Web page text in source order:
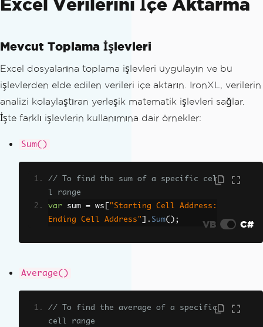
Excel Verilerini İçe Aktarma
Mevcut Toplama İşlevleri
Excel dosyalarına toplama işlevleri uygulayın ve bu
işlevlerden elde edilen verileri içe aktarın. IronXL, verilerin
analizi kolaylaştıran yerleşik matematik işlevleri sağlar.
İşte farklı işlevlerin kullanımına dair örnekler:
Sum()
// To find the sum of a specific cel
l range
var sum = ws
"Starting Cell Address:
Ending Cell Address"
]. Sum(); VB C#
Average()
// To find the average of a specific
cell range